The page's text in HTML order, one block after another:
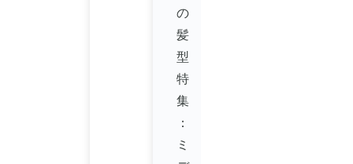
の
髪
型
特
集
：
ミ